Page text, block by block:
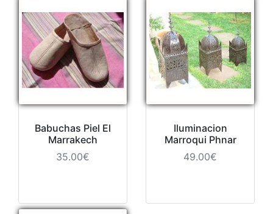
Babuchas Piel El
Marrakech
35.00€
Iluminacion
Marroqui Phnar
49.00€